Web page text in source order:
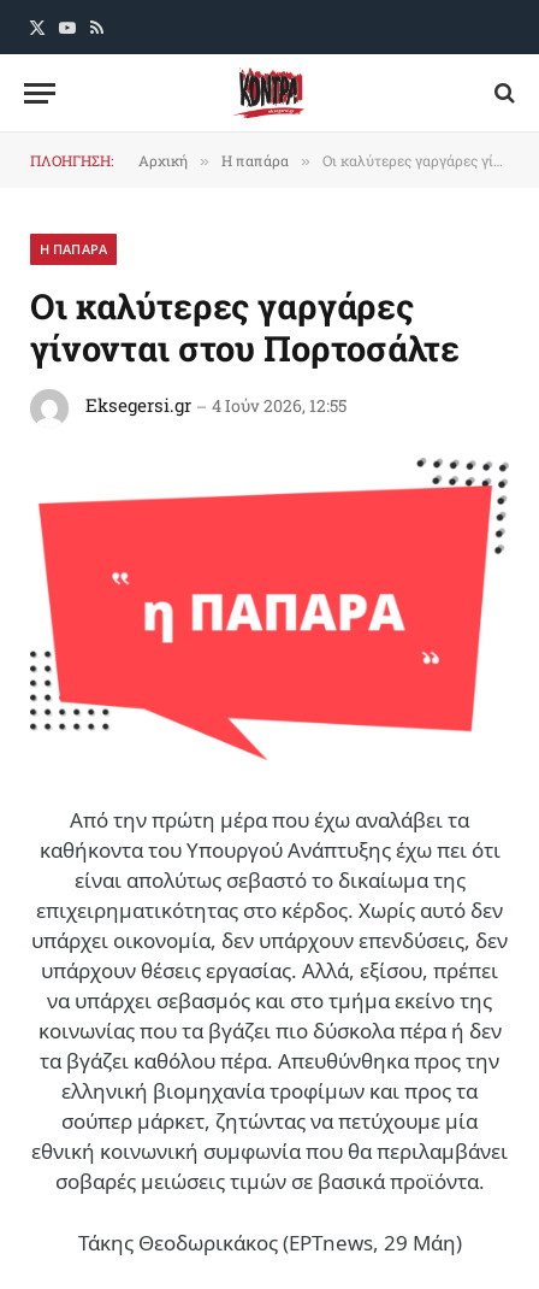
X
YouTube
RSS
ΠΛΟΗΓΗΣΗ: Αρχική » Η παπάρα » Οι καλύτερες γαργάρες γίνονται στου Πορτοσάλτε
Η ΠΑΠΑΡΑ
Οι καλύτερες γαργάρες
γίνονται στου Πορτοσάλτε
Eksegersi.gr 4 Ιούν 2026, 12:55
Από την πρώτη μέρα που έχω αναλάβει τα
καθήκοντα του Υπουργού Ανάπτυξης έχω πει ότι
είναι απολύτως σεβαστό το δικαίωμα της
επιχειρηματικότητας στο κέρδος. Χωρίς αυτό δεν
υπάρχει οικονομία, δεν υπάρχουν επενδύσεις, δεν
υπάρχουν θέσεις εργασίας. Αλλά, εξίσου, πρέπει
να υπάρχει σεβασμός και στο τμήμα εκείνο της
κοινωνίας που τα βγάζει πιο δύσκολα πέρα ή δεν
τα βγάζει καθόλου πέρα. Απευθύνθηκα προς την
ελληνική βιομηχανία τροφίμων και προς τα
σούπερ μάρκετ, ζητώντας να πετύχουμε μία
εθνική κοινωνική συμφωνία που θα περιλαμβάνει
σοβαρές μειώσεις τιμών σε βασικά προϊόντα.
Τάκης Θεοδωρικάκος (ΕΡΤnews, 29 Μάη)